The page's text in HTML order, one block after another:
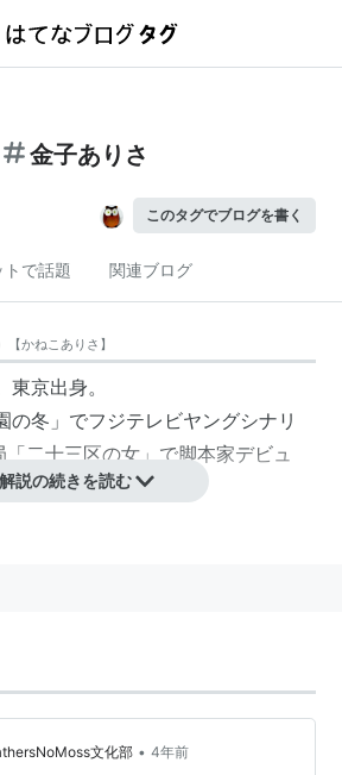
金子ありさ
このタグでブログを書く
トで話題 関連ブログ
【かねこありさ 】
京出身。
の冬」でフジテレビヤングシナリ
二十三区の女」で脚本家デビュ
3、4」
っしょ」
解説の続きを読む
文化部 • 4年前